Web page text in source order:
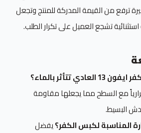
ترفع من القيمة المدركة للمنتج وتجعل
استثنائية تشجع العميل على تكرار الطلب.
تتأثر بالماء؟
مع السطح مما يجعلها مقاومة
البسيط.
المناسبة لكبس الكفر؟يفضل